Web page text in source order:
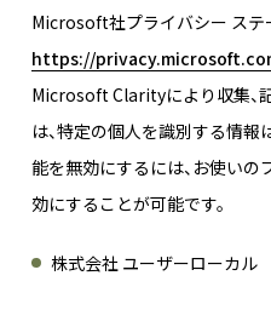
Microsoft社プライバシー ステ
https://
Microsoft Clarityにより収集、
は、特定の個人を識別する情報
能を無効にするには、お使い
効にすることが可能です。
株式会社 ユーザーローカル